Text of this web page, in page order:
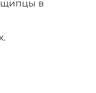
щипцы в